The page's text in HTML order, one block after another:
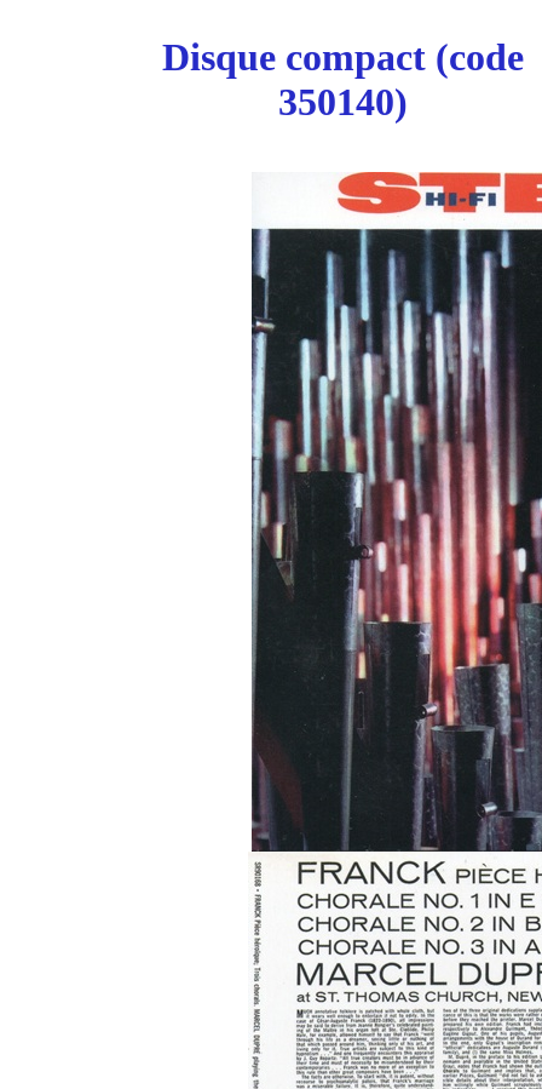
Disque compact (code
350140)